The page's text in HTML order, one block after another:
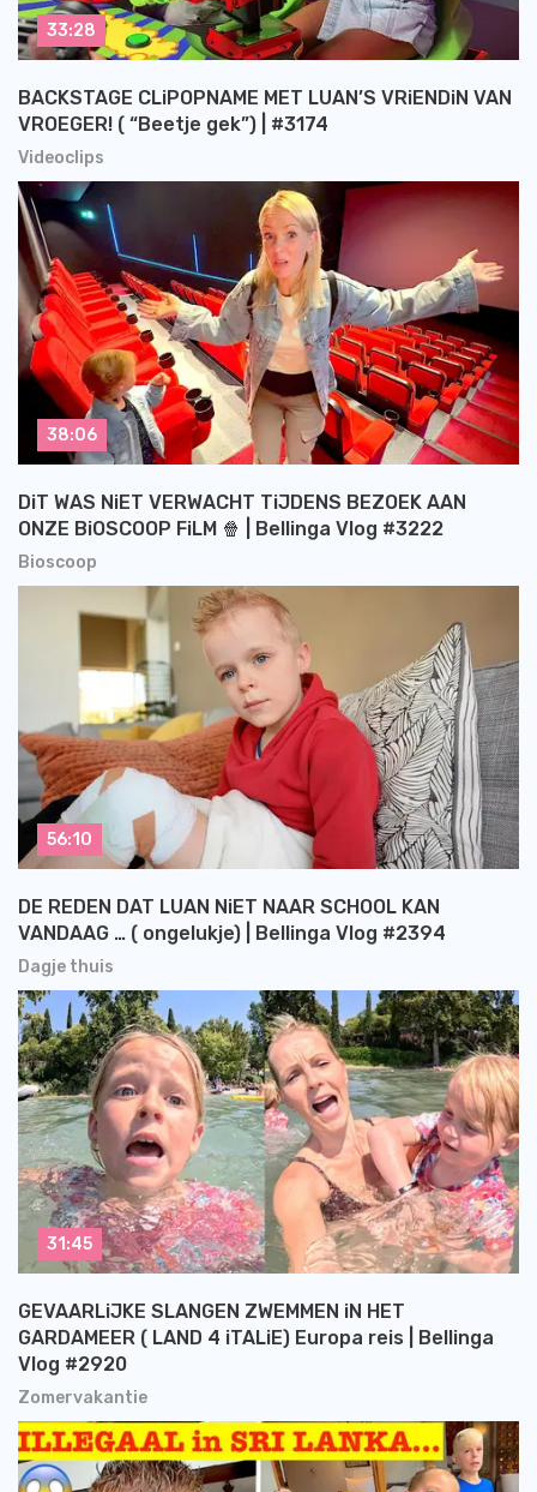
Videoclips
BACKSTAGE CLiPOPNAME MET LUAN’S VRiENDiN VAN
VROEGER! ( “Beetje gek”) | #3174
33:28
Bioscoop
DiT WAS NiET VERWACHT TiJDENS BEZOEK AAN
ONZE BiOSCOOP FiLM 🍿 | Bellinga Vlog #3222
38:06
Dagje thuis
DE REDEN DAT LUAN NiET NAAR SCHOOL KAN
VANDAAG … ( ongelukje) | Bellinga Vlog #2394
56:10
Zomervakantie
GEVAARLiJKE SLANGEN ZWEMMEN iN HET
GARDAMEER ( LAND 4 iTALiE) Europa reis | Bellinga
Vlog #2920
31:45